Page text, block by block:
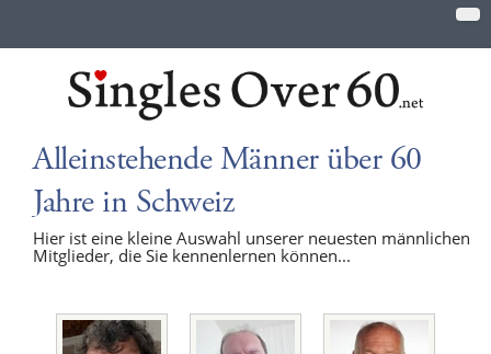
Alleinstehende Männer über 60
Jahre in Schweiz
Hier ist eine kleine Auswahl unserer neuesten männlichen
Mitglieder, die Sie kennenlernen können...